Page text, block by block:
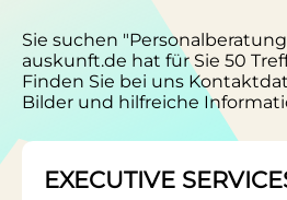
Sie suchen
auskunft.de hat für Sie 50
Finden Sie bei uns
Bilder und hilfreiche
EXECUTIVE